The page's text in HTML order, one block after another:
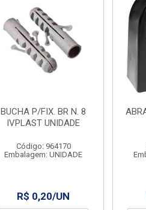
BUCHA P/FIX. BR N. 8
IVPLAST UNIDADE
Código: 964170
Embalagem: UNIDADE
R$ 0,20/UN